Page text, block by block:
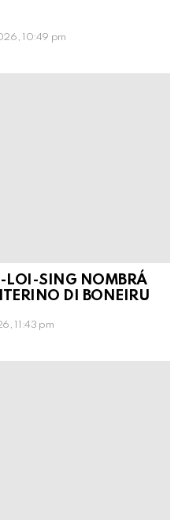
10:49 pm
LOI-SING NOMBRÁ
DI BONEIRU
11:43 pm